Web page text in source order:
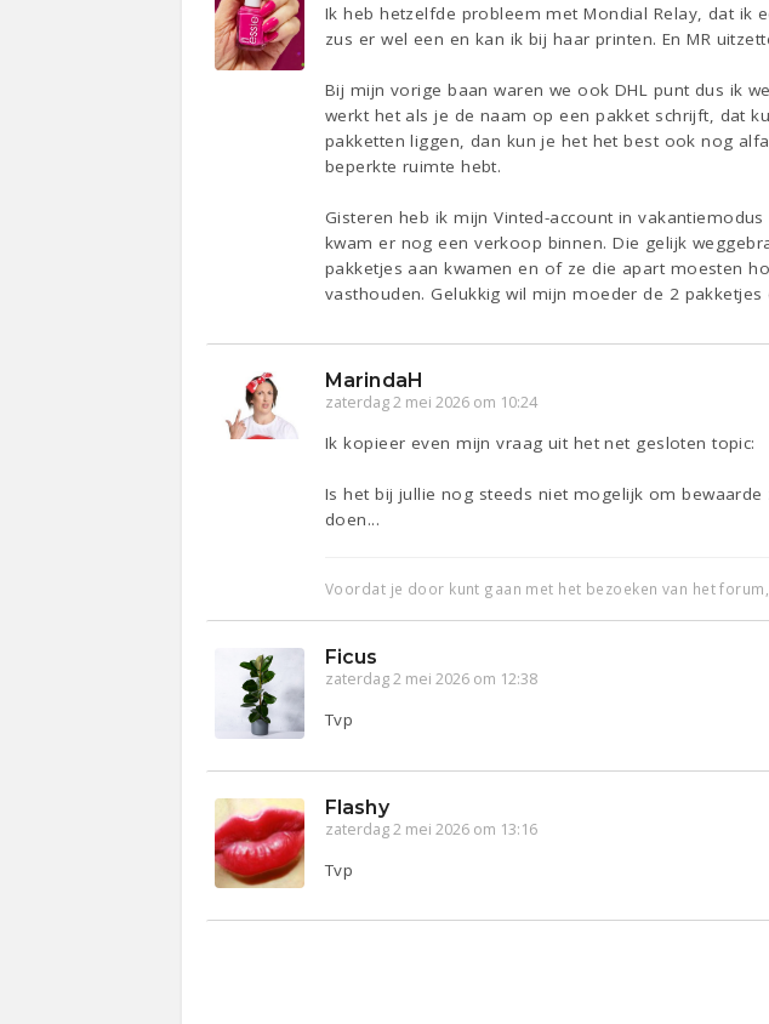
Ik heb hetzelfde probleem met Mondial Relay, dat ik
zus er wel een en kan ik bij haar printen. En MR
Bij mijn vorige baan waren we ook DHL punt dus ik
werkt het als je de naam op een pakket schrijft, dat
pakketten liggen, dan kun je het het best ook nog
beperkte ruimte hebt.
Gisteren heb ik mijn Vinted-account in
kwam er nog een verkoop binnen. Die gelijk
pakketjes aan kwamen en of ze die apart moesten
vasthouden. Gelukkig wil mijn moeder de 2
MarindaH
zaterdag 2 mei 2026 om 10:24
Ik kopieer even mijn vraag uit het net gesloten topic:
Is het bij jullie nog steeds niet mogelijk om
doen...
Voordat je door kunt gaan met het bezoeken van het
Ficus
zaterdag 2 mei 2026 om 12:38
Tvp
Flashy
zaterdag 2 mei 2026 om 13:16
Tvp